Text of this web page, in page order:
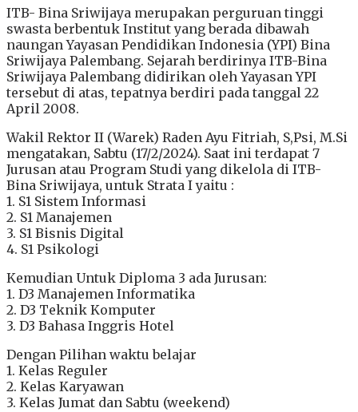
ITB- Bina Sriwijaya merupakan perguruan tinggi
swasta berbentuk Institut yang berada dibawah
naungan Yayasan Pendidikan Indonesia (YPI) Bina
Sriwijaya Palembang. Sejarah berdirinya ITB-Bina
Sriwijaya Palembang didirikan oleh Yayasan YPI
tersebut di atas, tepatnya berdiri pada tanggal 22
April 2008.
Wakil Rektor II (Warek) Raden Ayu Fitriah, S,Psi, M.Si
mengatakan, Sabtu (17/2/2024). Saat ini terdapat 7
Jurusan atau Program Studi yang dikelola di ITB-
Bina Sriwijaya, untuk Strata I yaitu :
1. S1 Sistem Informasi
2. S1 Manajemen
3. S1 Bisnis Digital
4. S1 Psikologi
Kemudian Untuk Diploma 3 ada Jurusan:
1. D3 Manajemen Informatika
2. D3 Teknik Komputer
3. D3 Bahasa Inggris Hotel
Dengan Pilihan waktu belajar
1. Kelas Reguler
2. Kelas Karyawan
3. Kelas Jumat dan Sabtu (weekend)